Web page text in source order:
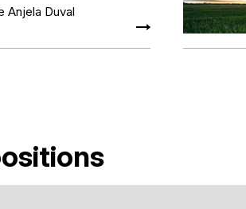
Anjela Duval